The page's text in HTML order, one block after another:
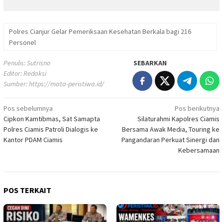
Polres Cianjur Gelar Pemeriksaan Kesehatan Berkala bagi 216
Personel
Penulis: Sutrisno
Editor: Redaksi
Sumber:https://mata-peristiwa.id/
SEBARKAN
Navigasi
pos
Pos sebelumnya
Cipkon Kamtibmas, Sat Samapta
Polres Ciamis Patroli Dialogis ke
Kantor PDAM Ciamis
Pos berikutnya
Silaturahmi Kapolres Ciamis
Bersama Awak Media, Touring ke
Pangandaran Perkuat Sinergi dan
Kebersamaan
POS TERKAIT